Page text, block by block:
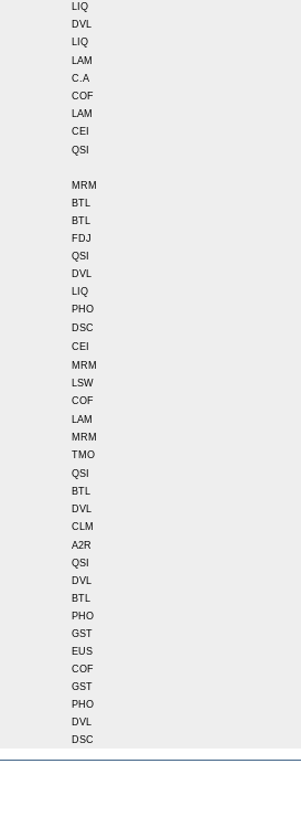
LIQ
DVL
LIQ
LAM
C.A
COF
LAM
CEI
QSI
MRM
BTL
BTL
FDJ
QSI
DVL
LIQ
PHO
DSC
CEI
MRM
LSW
COF
LAM
MRM
TMO
QSI
BTL
DVL
CLM
A2R
QSI
DVL
BTL
PHO
GST
EUS
COF
GST
PHO
DVL
DSC